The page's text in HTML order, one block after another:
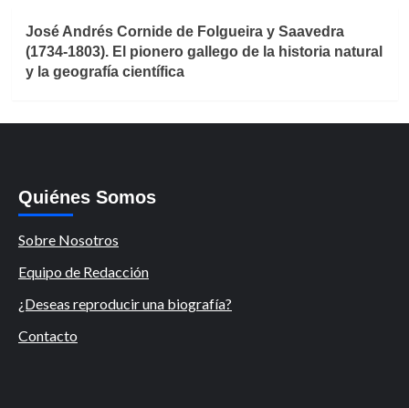
José Andrés Cornide de Folgueira y Saavedra
(1734-1803). El pionero gallego de la historia natural
y la geografía científica
Quiénes Somos
Sobre Nosotros
Equipo de Redacción
¿Deseas reproducir una biografía?
Contacto